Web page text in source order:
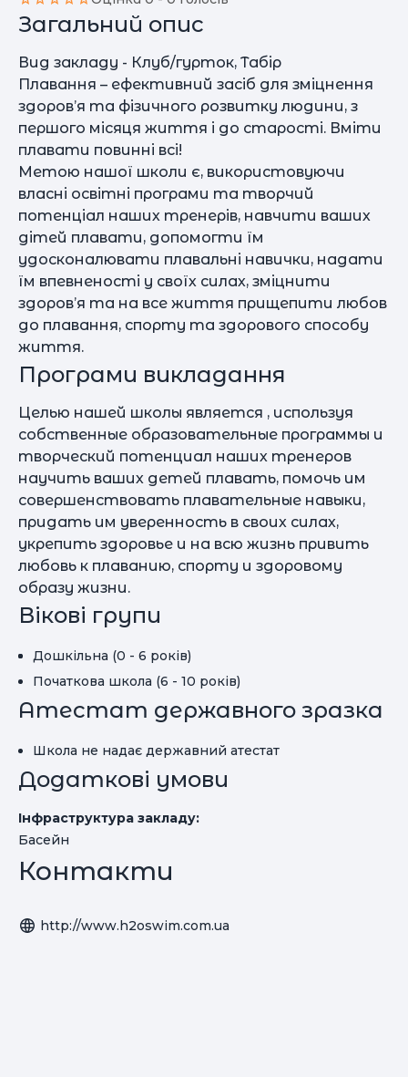
Загальний опис
Вид закладу - Клуб/гурток, Табір
Плавання – ефективний засіб для зміцнення
здоров’я та фізичного розвитку людини, з
першого місяця життя і до старості. Вміти
плавати повинні всі!
Метою нашої школи є, використовуючи
власні освітні програми та творчий
потенціал наших тренерів, навчити ваших
дітей плавати, допомогти їм
удосконалювати плавальні навички, надати
їм впевненості у своїх силах, зміцнити
здоров’я та на все життя прищепити любов
до плавання, спорту та здорового способу
життя.
Програми викладання
Целью нашей школы является , используя
собственные образовательные программы и
творческий потенциал наших тренеров
научить ваших детей плавать, помочь им
совершенствовать плавательные навыки,
придать им уверенность в своих силах,
укрепить здоровье и на всю жизнь привить
любовь к плаванию, спорту и здоровому
образу жизни.
Вікові групи
Дошкільна (0 - 6 років)
Початкова школа (6 - 10 років)
Атестат державного зразка
Школа не надає державний атестат
Додаткові умови
Інфраструктура закладу:
Басейн
Контакти
http://www.h2oswim.com.ua